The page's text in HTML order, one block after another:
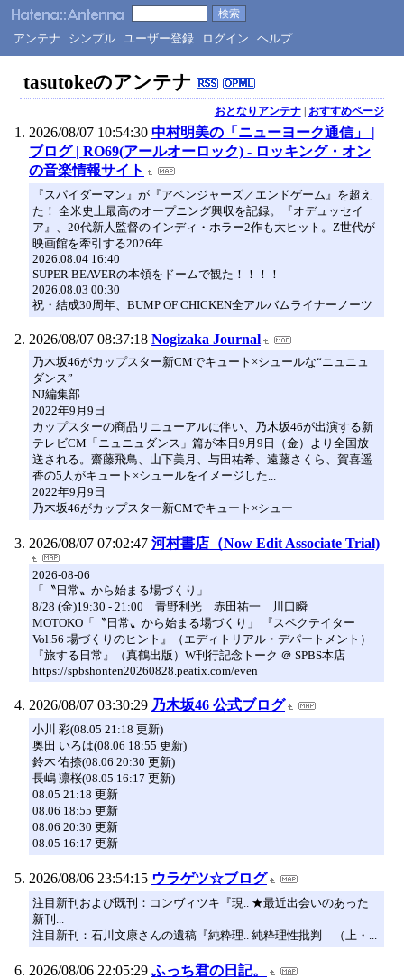
アンテナ シンプル ユーザー登録 ログイン ヘルプ
tasutokeのアンテナ
おとなりアンテナ| おすすめページ
2026/08/07 10:54:30 中村明美の「ニューヨーク通信」 |
ブログ | RO69(アールオーロック) - ロッキング・オン
の音楽情報サイト
『スパイダーマン』が『アベンジャーズ／エンドゲーム』を超え
た！ 全米史上最高のオープニング興収を記録。『オデュッセイ
ア』、20代新人監督のインディ・ホラー2作も大ヒット。Z世代が
映画館を牽引する2026年
2026.08.04 16:40
SUPER BEAVERの本領をドームで観た！！！！
2026.08.03 00:30
祝・結成30周年、BUMP OF CHICKEN全アルバムライナーノーツ
2026/08/07 08:37:18 Nogizaka Journal
乃木坂46がカップスター新CMでキュート×シュールな“ニュニュ
ダンス”
NJ編集部
2022年9月9日
カップスターの商品リニューアルに伴い、乃木坂46が出演する新
テレビCM「ニュニュダンス」篇が本日9月9日（金）より全国放
送される。齋藤飛鳥、山下美月、与田祐希、遠藤さくら、賀喜遥
香の5人がキュート×シュールをイメージした...
2022年9月9日
乃木坂46がカップスター新CMでキュート×シュー
2026/08/07 07:02:47 河村書店（Now Edit Associate Trial)
2026-08-06
「〝日常〟から始まる場づくり」
8/28 (金)19:30 - 21:00 青野利光 赤田祐一 川口瞬
MOTOKO「〝日常〟から始まる場づくり」 『スペクテイター
Vol.56 場づくりのヒント』（エディトリアル・デパートメント）
『旅する日常』（真鶴出版）W刊行記念トーク ＠ SPBS本店
https://spbshonten20260828.peatix.com/even
2026/08/07 03:30:29 乃木坂46 公式ブログ
小川 彩(08.05 21:18 更新)
奥田 いろは(08.06 18:55 更新)
鈴木 佑捺(08.06 20:30 更新)
長嶋 凛桜(08.05 16:17 更新)
08.05 21:18 更新
08.06 18:55 更新
08.06 20:30 更新
08.05 16:17 更新
2026/08/06 23:54:15 ウラゲツ☆ブログ
注目新刊および既刊：コンヴィツキ『現.. ★最近出会いのあった
新刊...
注目新刊：石川文康さんの遺稿『純粋理.. 純粋理性批判 （上・...
2026/08/06 22:05:29 ふっち君の日記。